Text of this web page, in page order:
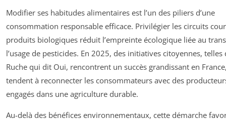
Modifier ses habitudes alimentaires est l’un des piliers d’une
consommation responsable efficace. Privilégier les circuits
produits biologiques réduit l’empreinte écologique liée au
l’usage de pesticides. En 2025, des initiatives citoyennes, telles
Ruche qui dit Oui, rencontrent un succès grandissant en
tendent à reconnecter les consommateurs avec des
engagés dans une agriculture durable.
Au-delà des bénéfices environnementaux, cette démarche